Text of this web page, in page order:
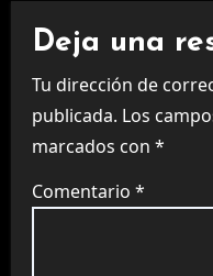
Deja una
Tu dirección de
publicada. Los
marcados con *
Comentario *